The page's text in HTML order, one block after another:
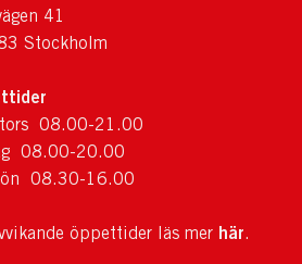
41
Stockholm
08.00-21.00
08.00-20.00
08.30-16.00
öppettider läs mer här.